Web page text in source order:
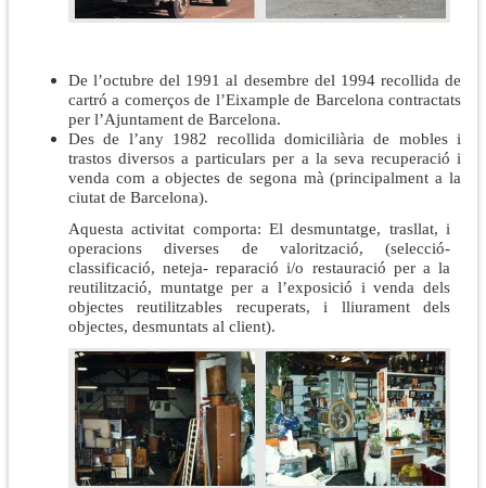
De l’octubre del 1991 al desembre del 1994 recollida de
cartró a comerços de l’Eixample de Barcelona contractats
per l’Ajuntament de Barcelona.
Des de l’any 1982 recollida domiciliària de mobles i
trastos diversos a particulars per a la seva recuperació i
venda com a objectes de segona mà (principalment a la
ciutat de Barcelona).
Aquesta activitat comporta: El desmuntatge, trasllat, i
operacions diverses de valorització, (selecció-
classificació, neteja- reparació i/o restauració per a la
reutilització, muntatge per a l’exposició i venda dels
objectes reutilitzables recuperats, i lliurament dels
objectes, desmuntats al client).